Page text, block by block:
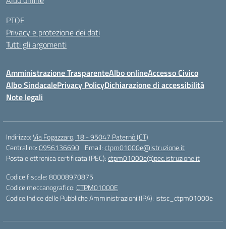
PTOF
Privacy e protezione dei dati
Tutti gli argomenti
Amministrazione TrasparenteAlbo onlineAccesso Civico
Albo SindacalePrivacy PolicyDichiarazione di accessibilità
Note legali
Indirizzo:Via Fogazzaro, 18 - 95047 Paternò (CT)
Centralino:0956136690 Email:ctpm01000e@istruzione.it
Posta elettronica certificata (PEC):ctpm01000e@pec.istruzione.it
Codice fiscale: 80008970875
Codice meccanografico: CTPM01000E
Codice Indice delle Pubbliche Amministrazioni (IPA): istsc_ctpm01000e